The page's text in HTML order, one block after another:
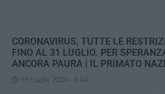
CORONAVIRUS, TUTTE LE
FINO AL 31 LUGLIO. PER
ANCORA PAURA | IL PRIMATO
15 Luglio 2020 - 9:04